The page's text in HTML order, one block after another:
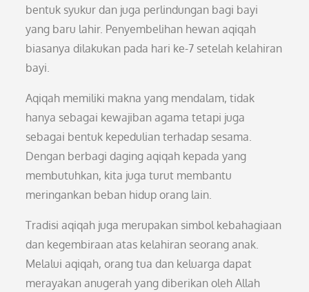
bentuk syukur dan juga perlindungan bagi bayi
yang baru lahir. Penyembelihan hewan aqiqah
biasanya dilakukan pada hari ke-7 setelah kelahiran
bayi.
Aqiqah memiliki makna yang mendalam, tidak
hanya sebagai kewajiban agama tetapi juga
sebagai bentuk kepedulian terhadap sesama.
Dengan berbagi daging aqiqah kepada yang
membutuhkan, kita juga turut membantu
meringankan beban hidup orang lain.
Tradisi aqiqah juga merupakan simbol kebahagiaan
dan kegembiraan atas kelahiran seorang anak.
Melalui aqiqah, orang tua dan keluarga dapat
merayakan anugerah yang diberikan oleh Allah